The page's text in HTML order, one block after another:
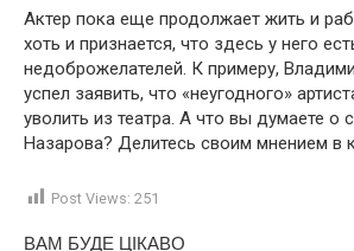
Актер пока еще продолжает жить и
хоть и признается, что здесь у него
недоброжелателей. К примеру,
успел заявить, что «неугодного»
уволить из театра. А что вы думаете о
Назарова? Делитесь своим мнением в
Post Views: 251